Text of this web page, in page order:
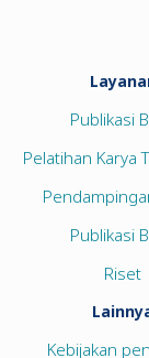
Publikasi
Pelatihan Karya
Publikasi
Riset
Kebijakan